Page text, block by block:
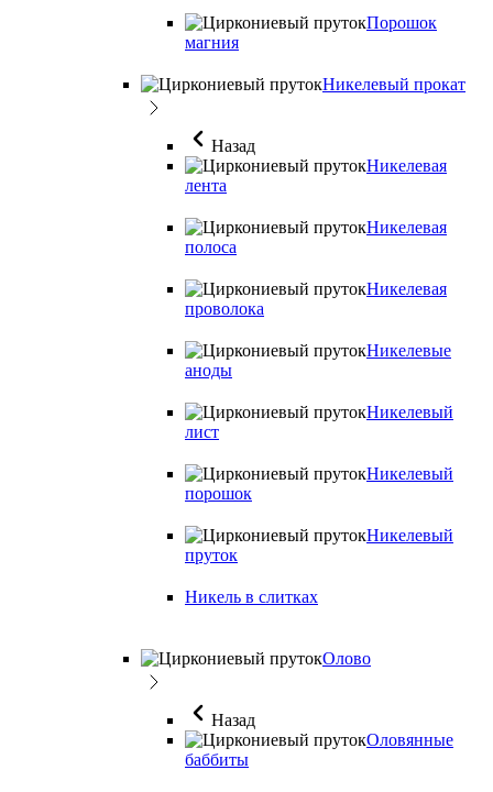
Порошок
магния
Никелевый прокат
Назад
Никелевая
лента
Никелевая
полоса
Никелевая
проволока
Никелевые
аноды
Никелевый
лист
Никелевый
порошок
Никелевый
пруток
Никель в слитках
Олово
Назад
Оловянные
баббиты